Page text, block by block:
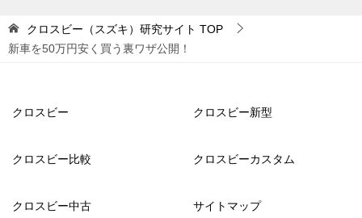
クロスビー（スズキ）研究サイト TOP
新車を50万円安く買う裏ワザ公開！
クロスビー クロスビー新型
クロスビー比較 クロスビーカスタム
クロスビー中古 サイトマップ